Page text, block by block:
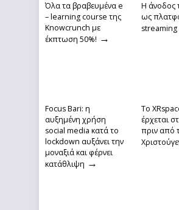
Όλα τα βραβευμένα e
– learning course της
Knowcrunch με
έκπτωση 50%! →
Η άνοδος
ως
streaming
Focus Bari: η
αυξημένη χρήση
social media κατά το
lockdown αυξάνει την
μοναξιά και φέρνει
κατάθλιψη →
Το
έρχεται
πριν από